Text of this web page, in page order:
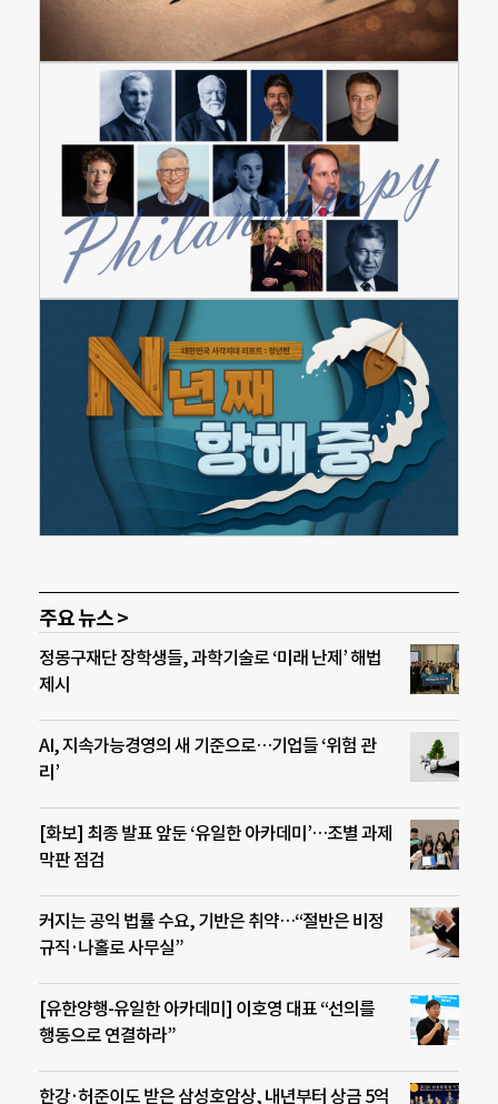
주요 뉴스 >
정몽구재단 장학생들, 과학기술로 ‘미래 난제’ 해법
제시
AI, 지속가능경영의 새 기준으로…기업들 ‘위험 관
리’
[화보] 최종 발표 앞둔 ‘유일한 아카데미’…조별 과제
막판 점검
커지는 공익 법률 수요, 기반은 취약…“절반은 비정
규직·나홀로 사무실”
[유한양행-유일한 아카데미] 이호영 대표 “선의를
행동으로 연결하라”
한강·허준이도 받은 삼성호암상, 내년부터 상금 5억